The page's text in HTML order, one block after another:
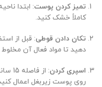
تمیز کردن پوست: ابتدا
کاملاً خشک کنید.
تکان دادن قوطی: قبل از
دهید تا مواد فعال آن
اسپری کردن
: از
روی پوست زیربغل اعمال